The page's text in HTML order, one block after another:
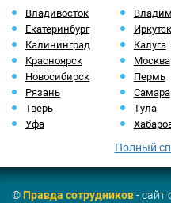
Владивосток
Екатеринбург
Иркутск
Калининград
Калуга
Красноярск
Москва
Новосибирск
Пермь
Рязань
Самара
Тверь
Тула
Уфа
Полный
©Правда сотрудников- сайт